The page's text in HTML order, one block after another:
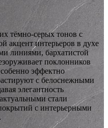
тёмно-серых тонов с
акцент интерьеров в духе
линиями, бархатистой
поклонников
эффектно
с белоснежными
элегантность
стали
с интерьерными